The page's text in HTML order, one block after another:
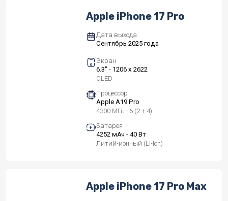
Apple iPhone 17 Pro
Дата выхода
Сентябрь 2025 года
Экран
6.3" - 1206 x 2622
OLED
Процессор
Apple A19 Pro
4300 МГц - 6 (2 + 4)
Батарея
4252 мАч - 40 Вт
Литий-ионный (Li-Ion)
Apple iPhone 17 Pro Max